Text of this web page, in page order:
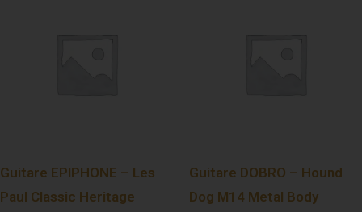
Guitare EPIPHONE – Les
Paul Classic Heritage
Guitare DOBRO – Hound
Dog M14 Metal Body